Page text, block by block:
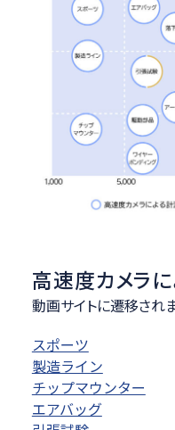
高速度カメラ
動画サイトに遷移されま
スポーツ
製造ライン
チップマウンター
エアバッグ